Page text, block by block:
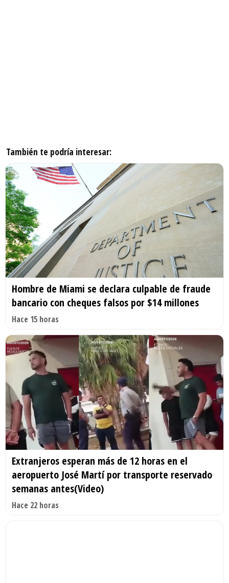
También te podría interesar:
Hombre de Miami se declara culpable de fraude
bancario con cheques falsos por $14 millones
Hace 15 horas
Extranjeros esperan más de 12 horas en el
aeropuerto José Martí por transporte reservado
semanas antes(Video)
Hace 22 horas